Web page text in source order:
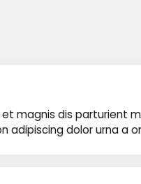
magnis dis parturient
adipiscing dolor urna a